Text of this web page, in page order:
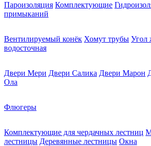
Пароизоляция Комплектующие
примыканий
Вентилируемый конёк Хомут трубы Угол
водосточная
Двери Мери Двери Салика Двери Марон
Ола
Флюгеры
Комплектующие для чердачных лестниц
лестницы Деревянные лестницы Окна